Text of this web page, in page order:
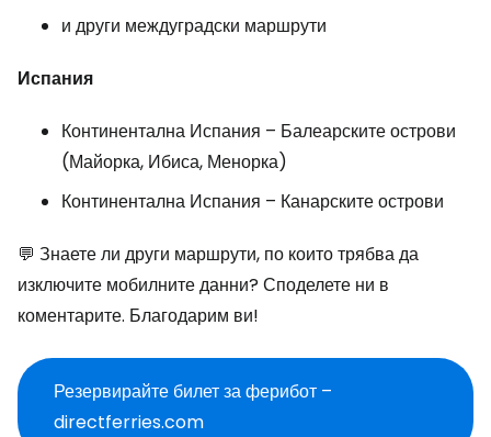
и други междуградски маршрути
Испания
Континентална Испания – Балеарските острови
(Майорка, Ибиса, Менорка)
Континентална Испания – Канарските острови
💬 Знаете ли други маршрути, по които трябва да
изключите мобилните данни? Споделете ни в
коментарите. Благодарим ви!
Резервирайте билет за ферибот –
directferries.com